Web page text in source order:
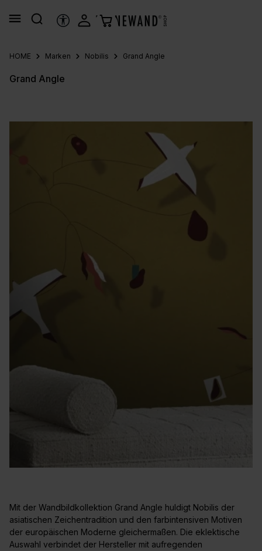
springen
HILFSTOOLS
HOME Marken Nobilis Grand Angle
Grand Angle
Mit der Wandbildkollektion Grand Angle huldigt Nobilis der
asiatischen Zeichentradition und den farbintensiven Motiven
der europäischen Moderne gleichermaßen. Die eklektische
Auswahl verbindet der Hersteller mit aufregenden